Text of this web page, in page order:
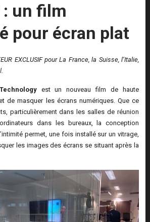
: un film
pour écran plat
EXCLUSIF pour La France, la Suisse, l’Italie,
est un nouveau film de haute
de masquer les écrans numériques. Que ce
particulièrement dans les salles de réunion
dans les bureaux, la conception
permet, une fois installé sur un vitrage,
les images des écrans se situant après la